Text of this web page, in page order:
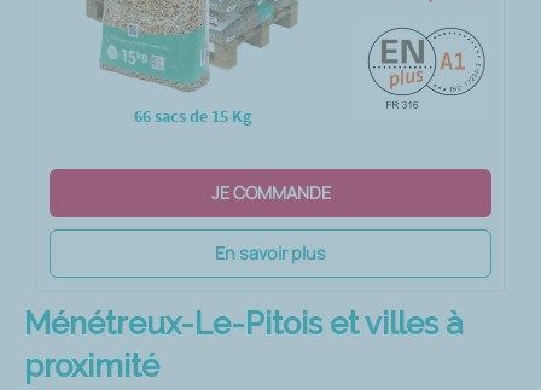
66 sacs de 15 Kg
JE COMMANDE
En savoir plus
Ménétreux-Le-Pitois et villes à
proximité